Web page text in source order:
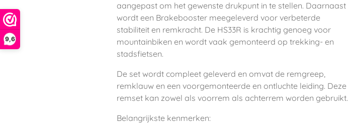
9,6
aangepast om het gewenste drukpunt in te stellen. Daarnaast
wordt een Brakebooster meegeleverd voor verbeterde
stabiliteit en remkracht. De HS33R is krachtig genoeg voor
mountainbiken en wordt vaak gemonteerd op trekking- en
stadsfietsen.
De set wordt compleet geleverd en omvat de remgreep,
remklauw en een voorgemonteerde en ontluchte leiding. Deze
remset kan zowel als voorrem als achterrem worden gebruikt.
Belangrijkste kenmerken: